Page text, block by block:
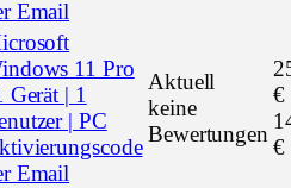
Email
11 Pro
Gerät | 1
| PC
Email
Aktuell
keine
Bewertungen
€
€